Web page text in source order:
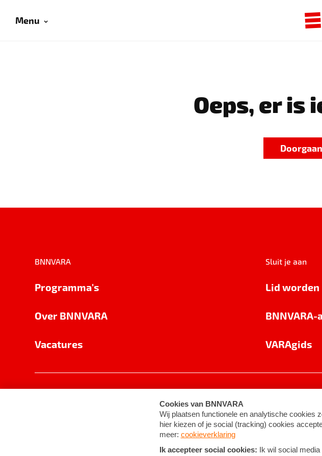
Menu
Oeps, er is
BNNVARA
Programma's
Over BNNVARA
Vacatures
Sluit je aan
Lid worden
VARAgids
Cookie-instellingen Algemene voorwaarden ©